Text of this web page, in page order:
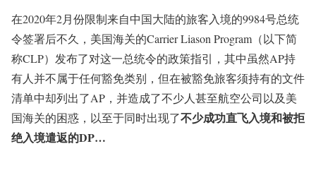
在2020年2月份限制来自中国大陆的旅客入境的9984号总统
令签署后不久，美国海关的Carrier Liason Program（以下简
称CLP）发布了对这一总统令的政策指引，其中虽然AP持
有人并不属于任何豁免类别，但在被豁免旅客须持有的文件
清单中却列出了AP，并造成了不少人甚至航空公司以及美
国海关的困惑，以至于同时出现了不少成功直飞入境和被拒
绝入境遣返的DP…